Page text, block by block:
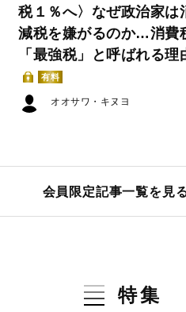
税１％へ〉なぜ政治家は
減税を嫌がるのか…消費
「最強税」と呼ばれる理
有料
オオサワ・キヌヨ
会員限定記事一覧を見
特集